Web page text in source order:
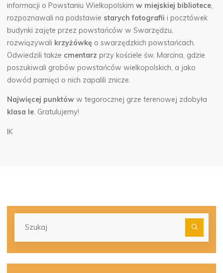
informacji o Powstaniu Wielkopolskimw miejskiej bibliotece,
rozpoznawali na podstawie starych fotografii i pocztówek
budynki zajęte przez powstańców w Swarzędzu,
rozwiązywali krzyżówkę o swarzędzkich powstańcach.
Odwiedzili także cmentarz przy kościele św. Marcina, gdzie
poszukiwali grobów powstańców wielkopolskich, a jako
dowód pamięci o nich zapalili znicze.
Najwięcej punktów w tegorocznej grze terenowej zdobyła
klasa Ie. Gratulujemy!
IK